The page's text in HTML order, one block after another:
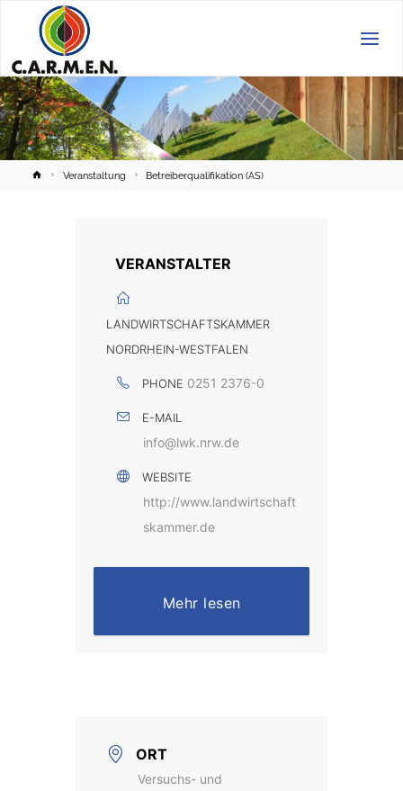
HomeVeranstaltung Betreiberqualifikation (AS)
VERANSTALTER
LANDWIRTSCHAFTSKAMMER
NORDRHEIN-WESTFALEN
PHONE 0251 2376-0
E-MAIL
info@lwk.nrw.de
WEBSITE
http://www.landwirtschaft
skammer.de
Mehr lesen
ORT
Versuchs- und